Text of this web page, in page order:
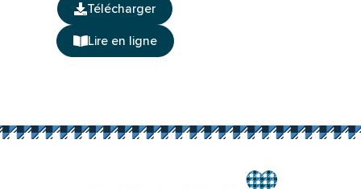
Télécharger
(ouverture dans un nouvel onglet)
Lire en ligne